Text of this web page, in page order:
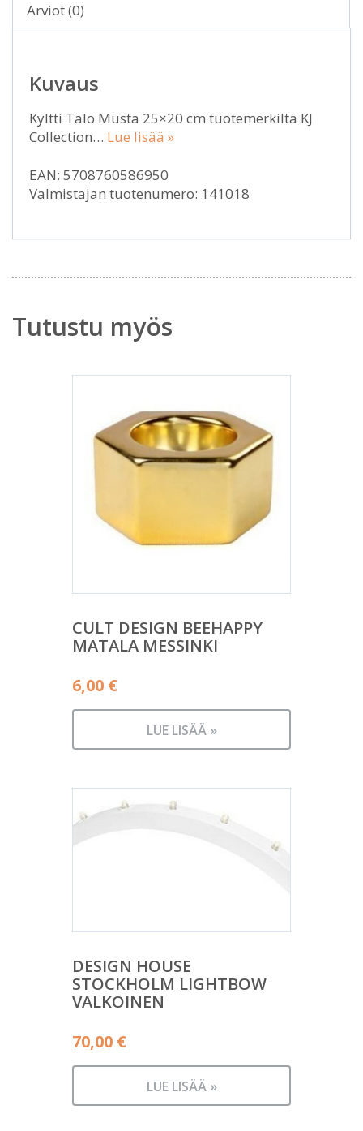
Arviot (0)
Kuvaus
Kyltti Talo Musta 25×20 cm tuotemerkiltä KJ
Collection… Lue lisää »
EAN: 5708760586950
Valmistajan tuotenumero: 141018
Tutustu myös
CULT DESIGN BEEHAPPY
MATALA MESSINKI
6,00 €
LUE LISÄÄ »
DESIGN HOUSE
STOCKHOLM LIGHTBOW
VALKOINEN
70,00 €
LUE LISÄÄ »